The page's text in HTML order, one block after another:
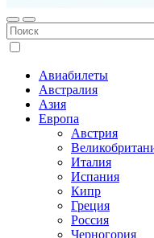
Авиабилеты
Австралия
Азия
Европа
Австрия
Италия
Испания
Кипр
Греция
Россия
Черногория